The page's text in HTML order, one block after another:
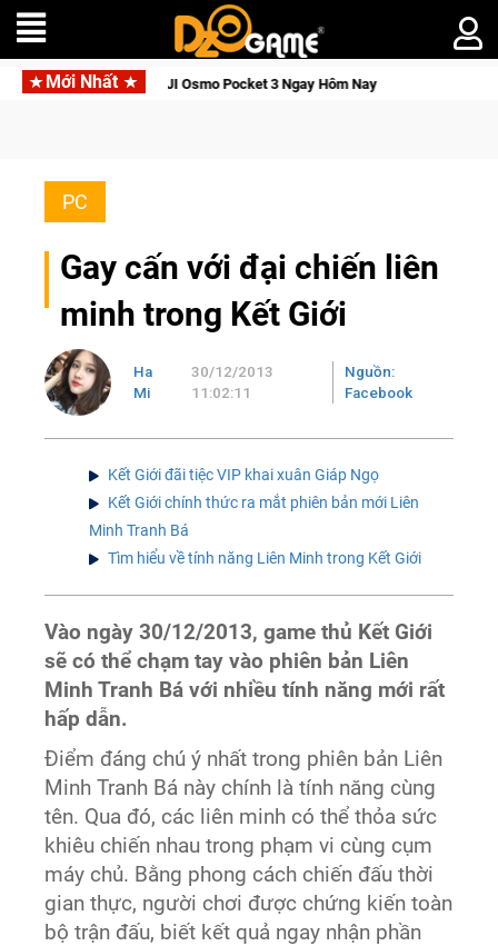
Mới Nhất
Săn DJI Osmo Pocket 3 Ngay Hôm Nay
PC
Gay cấn với đại chiến liên
minh trong Kết Giới
Ha
Mi
30/12/2013
11:02:11
Nguồn:
Facebook
Kết Giới đãi tiệc VIP khai xuân Giáp Ngọ
Kết Giới chính thức ra mắt phiên bản mới Liên
Minh Tranh Bá
Tìm hiểu về tính năng Liên Minh trong Kết Giới
Vào ngày 30/12/2013, game thủ Kết Giới
sẽ có thể chạm tay vào phiên bản Liên
Minh Tranh Bá với nhiều tính năng mới rất
hấp dẫn.
Điểm đáng chú ý nhất trong phiên bản Liên
Minh Tranh Bá này chính là tính năng cùng
tên. Qua đó, các liên minh có thể thỏa sức
khiêu chiến nhau trong phạm vi cùng cụm
máy chủ. Bằng phong cách chiến đấu thời
gian thực, người chơi được chứng kiến toàn
bộ trận đấu, biết kết quả ngay nhận phần